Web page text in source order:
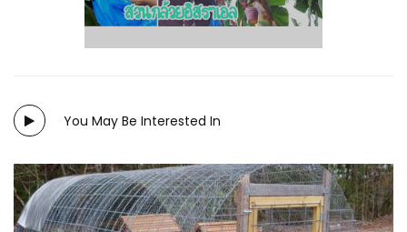
You May Be Interested In